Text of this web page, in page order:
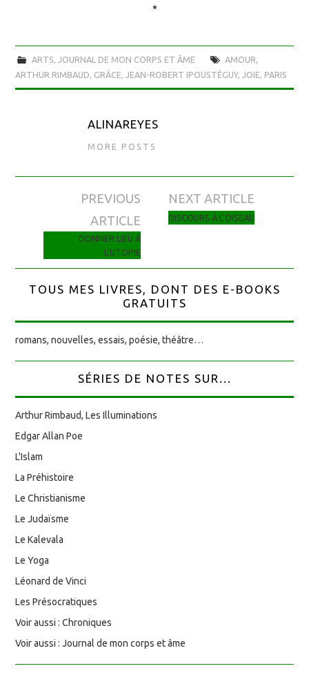
*
ARTS, JOURNAL DE MON CORPS ET ÂME AMOUR,
ARTHUR RIMBAUD, GRÂCE,JEAN-ROBERT IPOUSTÉGUY,JOIE, PARIS
ALINAREYES
MORE POSTS
Navigation des articles
PREVIOUS
ARTICLE
DONNER LIEU À
L’UTOPIE
NEXT ARTICLE
DISCOURS À L’OISEAU
TOUS MES LIVRES, DONT DES E-BOOKS
GRATUITS
romans, nouvelles, essais, poésie, théâtre…
SÉRIES DE NOTES SUR...
Arthur Rimbaud, Les Illuminations
Edgar Allan Poe
L'Islam
La Préhistoire
Le Christianisme
Le Judaïsme
Le Kalevala
Le Yoga
Léonard de Vinci
Les Présocratiques
Voir aussi : Chroniques
Voir aussi : Journal de mon corps et âme